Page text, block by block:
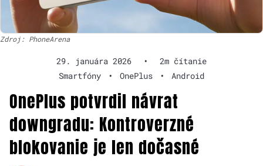
Zdroj: PhoneArena
29. januára 2026 •
2m čítanie
Smartfóny
• OnePlus • Android
OnePlus potvrdil návrat
downgradu: Kontroverzné
blokovanie je len dočasné